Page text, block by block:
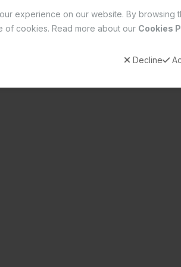
experience on our website. By browsing
of cookies. Read more about our Cookies
Decline